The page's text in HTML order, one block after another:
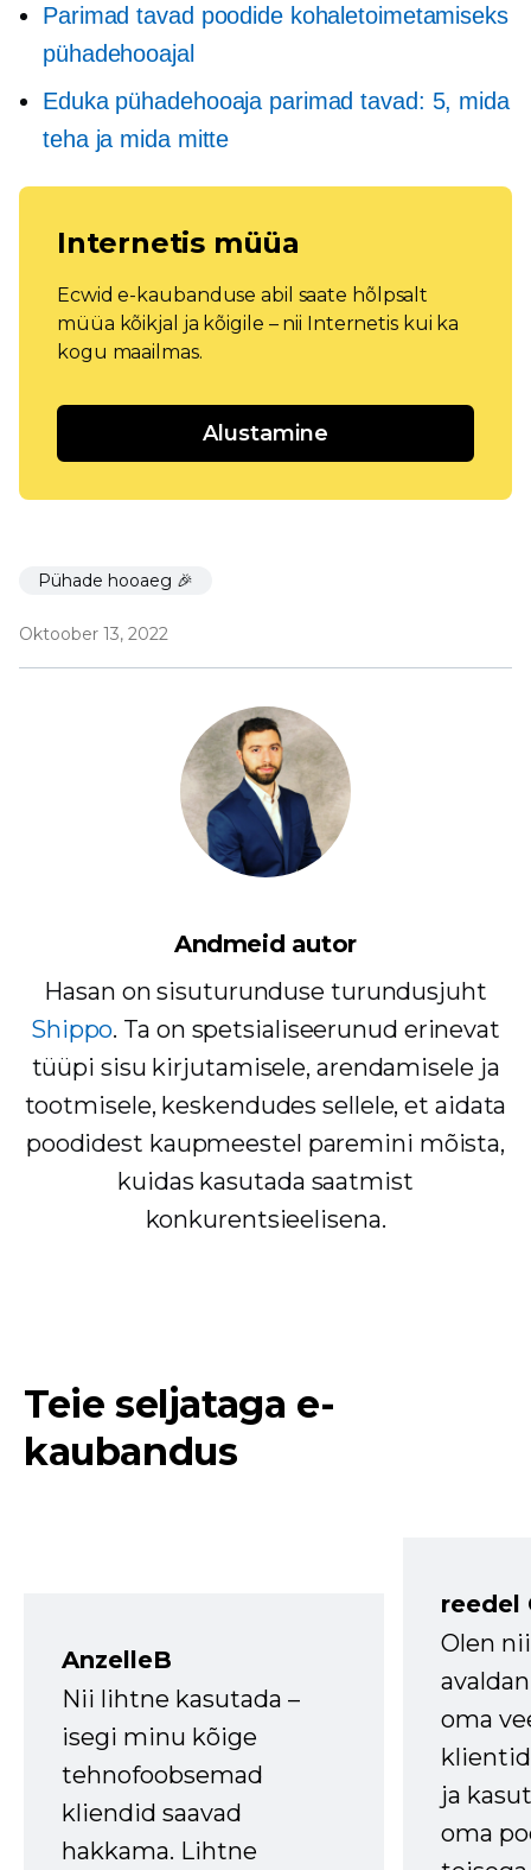
Parimad tavad poodide kohaletoimetamiseks
pühadehooajal
Eduka pühadehooaja parimad tavad: 5, mida
teha ja mida mitte
Internetis müüa
Ecwid e-kaubanduse abil saate hõlpsalt
müüa kõikjal ja kõigile – nii Internetis kui ka
kogu maailmas.
Alustamine
Pühade hooaeg 🎉
Oktoober 13, 2022
Andmeid autor
Hasan on sisuturunduse turundusjuht
Shippo. Ta on spetsialiseerunud erinevat
tüüpi sisu kirjutamisele, arendamisele ja
tootmisele, keskendudes sellele, et aidata
poodidest kaupmeestel paremini mõista,
kuidas kasutada saatmist
konkurentsieelisena.
Teie seljataga e-
kaubandus
AnzelleB
Nii lihtne kasutada –
isegi minu kõige
tehnofoobsemad
kliendid saavad
hakkama. Lihtne
reedel
Olen
oma
ja
oma